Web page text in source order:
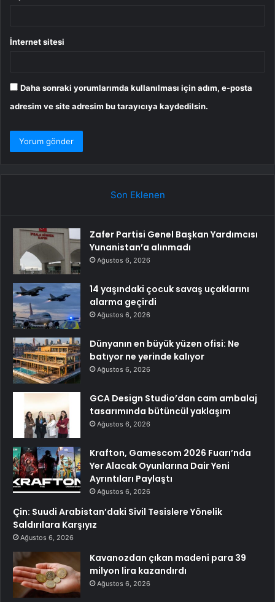
İnternet sitesi
Daha sonraki yorumlarımda kullanılması için adım, e-posta
adresim ve site adresim bu tarayıcıya kaydedilsin.
Son Eklenen
Zafer Partisi Genel Başkan Yardımcısı
Yunanistan’a alınmadı
Ağustos 6, 2026
14 yaşındaki çocuk savaş uçaklarını
alarma geçirdi
Ağustos 6, 2026
Dünyanın en büyük yüzen ofisi: Ne
batıyor ne yerinde kalıyor
Ağustos 6, 2026
GCA Design Studio’dan cam ambalaj
tasarımında bütüncül yaklaşım
Ağustos 6, 2026
Krafton, Gamescom 2026 Fuarı’nda
Yer Alacak Oyunlarına Dair Yeni
Ayrıntıları Paylaştı
Ağustos 6, 2026
Çin: Suudi Arabistan’daki Sivil Tesislere Yönelik
Saldırılara Karşıyız
Ağustos 6, 2026
Kavanozdan çıkan madeni para 39
milyon lira kazandırdı
Ağustos 6, 2026